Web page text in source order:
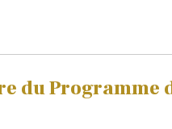
du Programme